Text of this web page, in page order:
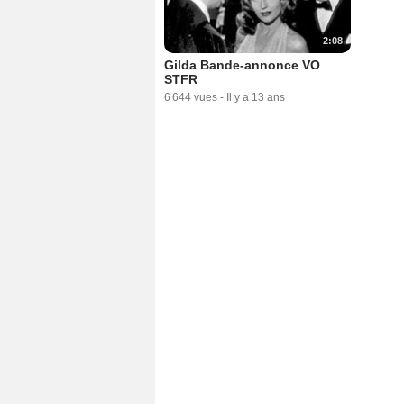
2:08
Gilda Bande-annonce VO
STFR
6 644 vues - Il y a 13 ans